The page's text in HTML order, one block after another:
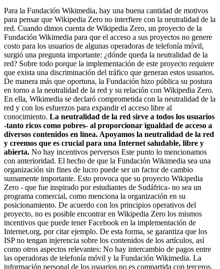
Para la Fundación Wikimedia, hay una buena cantidad de motivos
para pensar que Wikipedia Zero no interfiere con la neutralidad de la
red. Cuando dimos cuenta de Wikipedia Zero, un proyecto de la
Fundación Wikimedia para que el acceso a sus proyectos no genere
costo para los usuarios de algunas operadoras de telefonía móvil,
surgió una pregunta importante: ¿dónde queda la neutralidad de la
red? Sobre todo porque la implementación de este proyecto requiere
que exista una discriminación del tráfico que generan estos usuarios.
De manera más que oportuna, la Fundación hizo pública su postura
en torno a la neutralidad de la red y su relación con Wikipedia Zero.
En ella, Wikimedia se declaró comprometida con la neutralidad de la
red y con los esfuerzos para expandir el acceso libre al
conocimiento. La neutralidad de la red sirve a todos los usuarios
-tanto ricos como pobres- al proporcionar igualdad de acceso a
diversos contenidos en línea. Apoyamos la neutralidad de la red
y creemos que es crucial para una Internet saludable, libre y
abierta. No hay incentivos perversos Este punto lo mencionamos
con anterioridad. El hecho de que la Fundación Wikimedia sea una
organización sin fines de lucro puede ser un factor de cambio
sumamente importante. Esto provoca que su proyecto Wikipedia
Zero - que fue inspirado por estudiantes de Sudáfrica- no sea un
programa comercial, como menciona la organización en su
posicionamiento. De acuerdo con los principios operativos del
proyecto, no es posible encontrar en Wikipedia Zero los mismos
incentivos que puede tener Facebook en la implementación de
Internet.org, por citar ejemplo. De esta forma, se garantiza que los
ISP no tengan injerencia sobre los contenidos de los artículos, así
como otros aspectos relevantes: No hay intercambio de pagos entre
las operadoras de telefonía móvil y la Fundación Wikimedia. La
información personal de los usuarios no es compartida con terceros.